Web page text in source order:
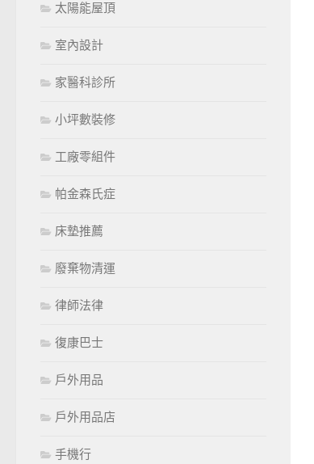
太陽能屋頂
室內設計
家醫科診所
小坪數裝修
工廠零組件
帕金森氏症
床墊推薦
廢棄物清運
律師法律
復康巴士
戶外用品
戶外用品店
手機行